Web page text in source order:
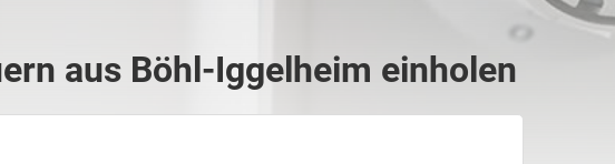
aus Böhl-Iggelheim einholen